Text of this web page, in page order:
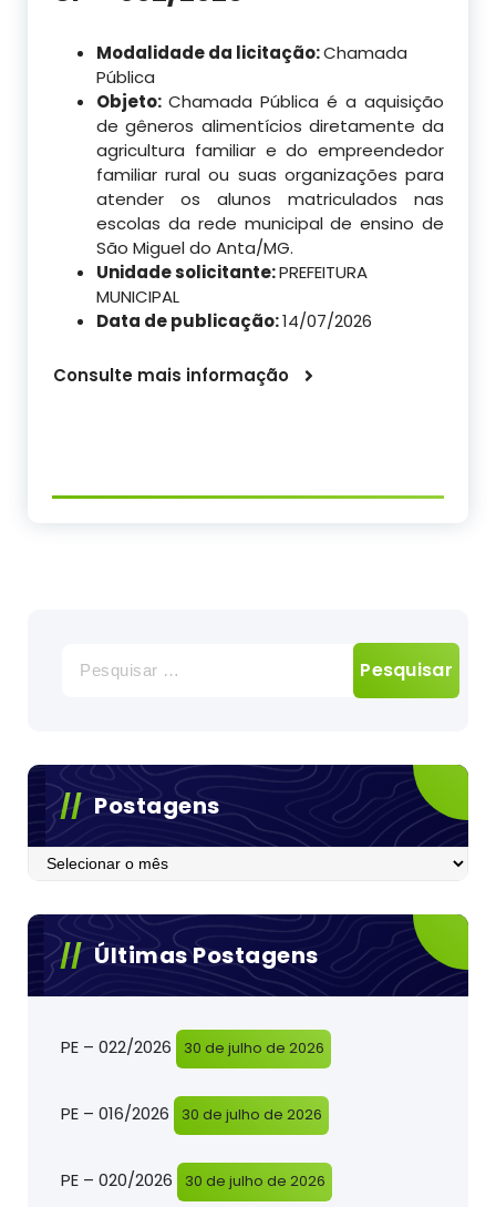
Modalidade da licitação:Chamada
Pública
Objeto: Chamada Pública é a aquisição
de gêneros alimentícios diretamente da
agricultura familiar e do empreendedor
familiar rural ou suas organizações para
atender os alunos matriculados nas
escolas da rede municipal de ensino de
São Miguel do Anta/MG.
Unidade solicitante:PREFEITURA
MUNICIPAL
Data de publicação:14/07/2026
Consulte mais informação
por:
Postagens
Postagens
Últimas Postagens
PE – 022/2026 30 de julho de 2026
PE – 016/2026 30 de julho de 2026
PE – 020/2026 30 de julho de 2026